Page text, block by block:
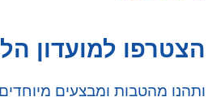
הצטרפו למועדון
ותהנו מהטבות ומבצעים